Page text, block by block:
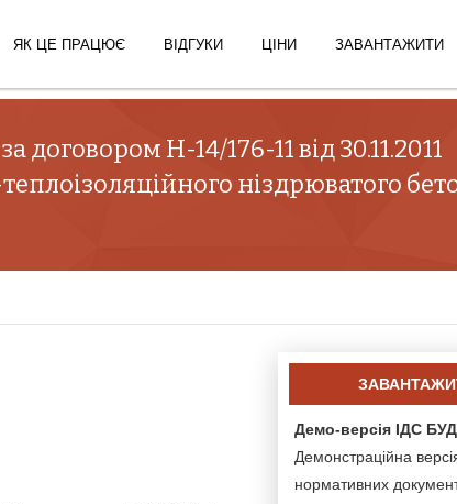
ЯК ЦЕ ПРАЦЮЄ ВІДГУКИ ЦІНИ ЗАВАНТАЖИТИ
Н-14/176-11 від 30.11.2011
ніздрюватого
Демо-версія ІДС
Демонстраційна
нормативних